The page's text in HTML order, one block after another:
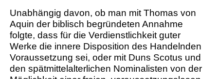
Unabhängig davon, ob man mit Thomas von
Aquin der biblisch begründeten Annahme
folgte, dass für die Verdienstlichkeit guter
Werke die innere Disposition des Handelnden
Voraussetzung sei, oder mit Duns Scotus und
den spätmittelalterlichen Nominalisten von der